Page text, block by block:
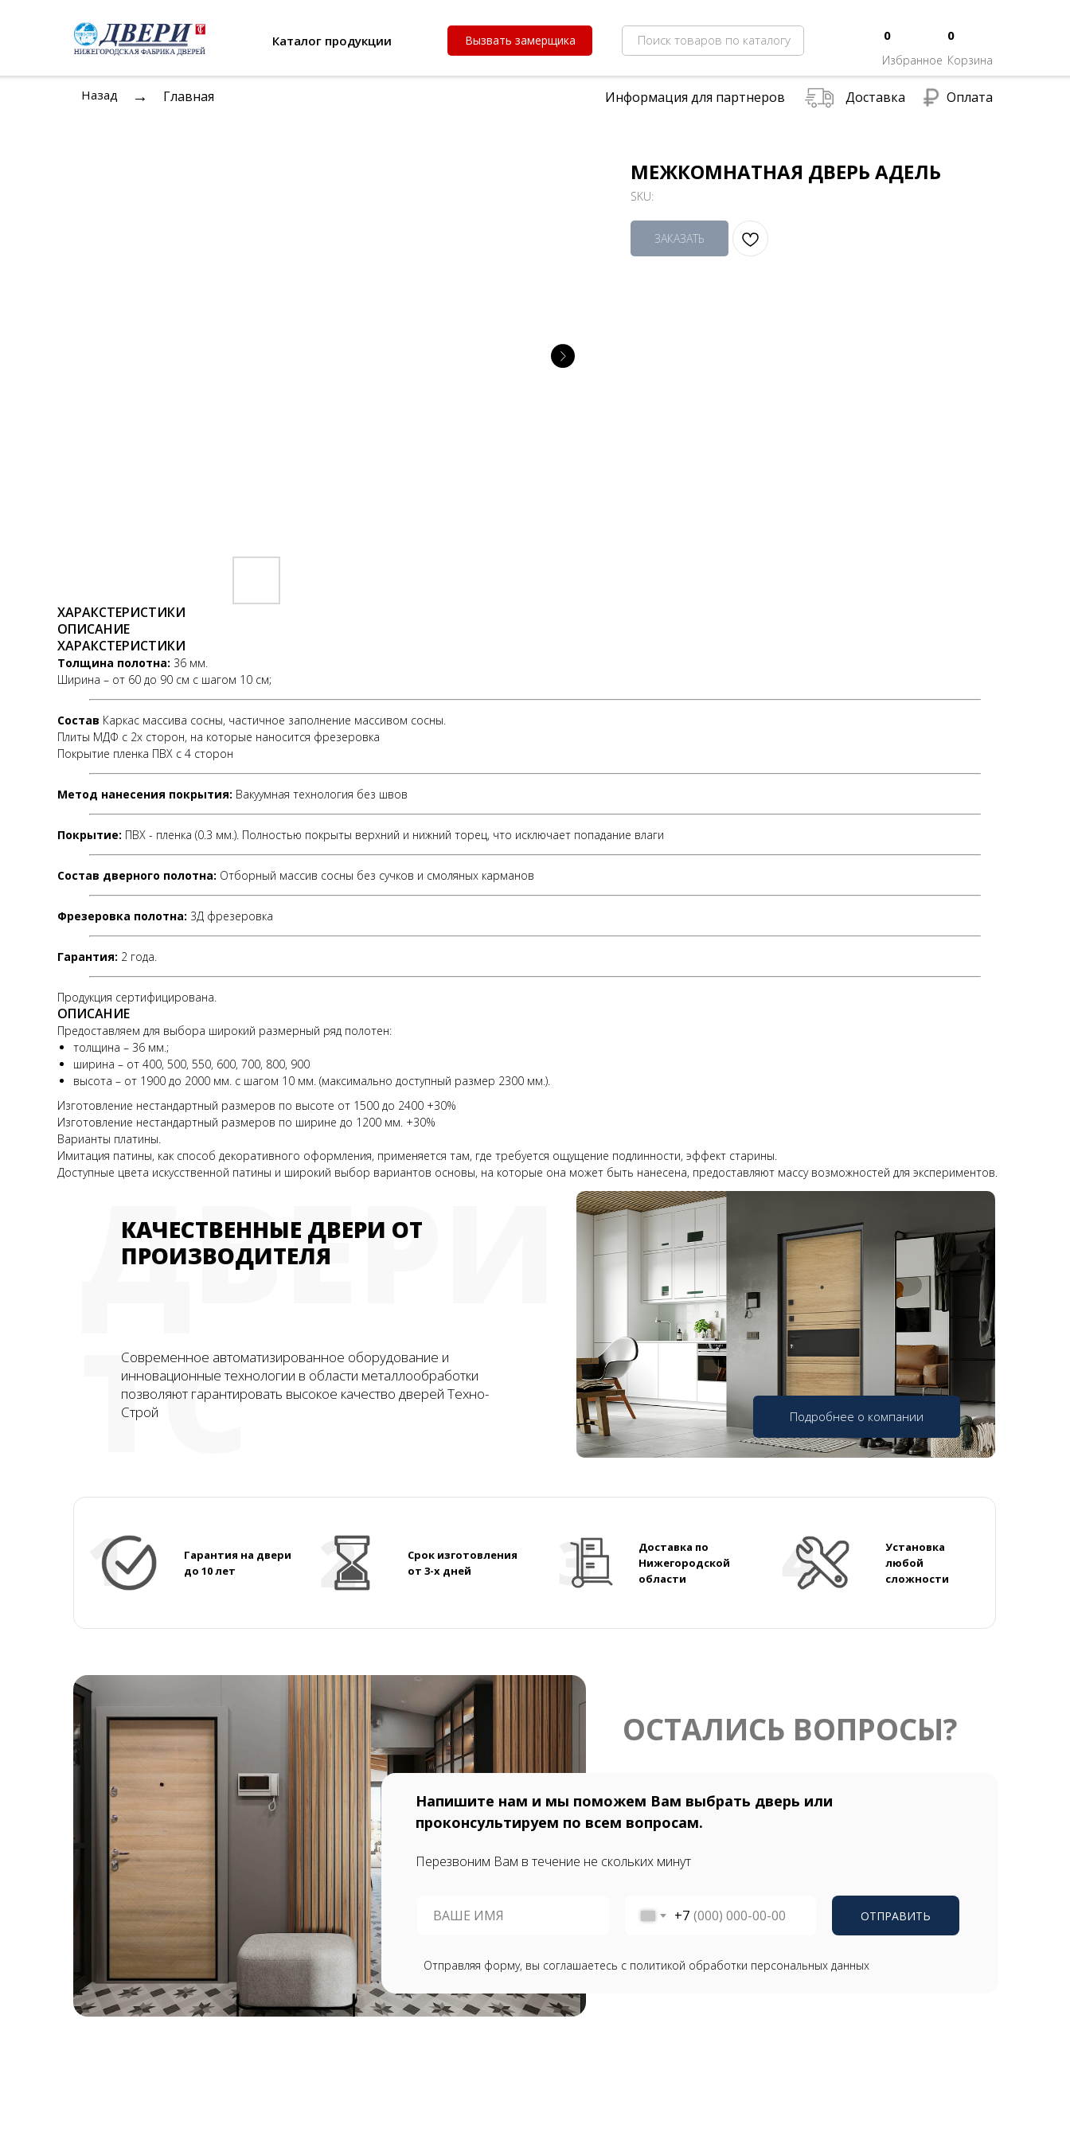
Главная Доставка Оплата
Корзина
0
Избранное
0
Назад
Вызвать замерщика
Каталог продукции Поиск товаров по каталогу
→ Информация для партнеров
МЕЖКОМНАТНАЯ ДВЕРЬ АДЕЛЬ
SKU:
ЗАКАЗАТЬ
ХАРАКСТЕРИСТИКИ
ОПИСАНИЕ
ХАРАКСТЕРИСТИКИ
Толщина полотна: 36 мм.
Ширина – от 60 до 90 см с шагом 10 см;
Состав Каркас массива сосны, частичное заполнение массивом сосны.
Плиты МДФ с 2х сторон, на которые наносится фрезеровка
Покрытие пленка ПВХ с 4 сторон
Метод нанесения покрытия: Вакуумная технология без швов
Покрытие: ПВХ - пленка (0.3 мм.). Полностью покрыты верхний и нижний торец, что исключает попадание влаги
Состав дверного полотна: Отборный массив сосны без сучков и смоляных карманов
Фрезеровка полотна: 3Д фрезеровка
Гарантия: 2 года.
Продукция сертифицирована.
ОПИСАНИЕ
Предоставляем для выбора широкий размерный ряд полотен:
толщина – 36 мм.;
ширина – от 400, 500, 550, 600, 700, 800, 900
высота – от 1900 до 2000 мм. с шагом 10 мм. (максимально доступный размер 2300 мм.).
Изготовление нестандартный размеров по высоте от 1500 до 2400 +30%
Изготовление нестандартный размеров по ширине до 1200 мм. +30%
Варианты платины.
Имитация патины, как способ декоративного оформления, применяется там, где требуется ощущение подлинности, эффект старины.
Доступные цвета искусственной патины и широкий выбор вариантов основы, на которые она может быть нанесена, предоставляют массу возможностей для экспериментов.
ДВЕРИ
ТС
КАЧЕСТВЕННЫЕ ДВЕРИ ОТ
ПРОИЗВОДИТЕЛЯ
Подробнее о компании
Современное автоматизированное оборудование и
инновационные технологии в области металлообработки
позволяют гарантировать высокое качество дверей Техно-
Строй
Гарантия на двери
до 10 лет
Срок изготовления
от 3-х дней
Доставка по
Нижегородской
области
Установка
любой
сложности
+7 ОТПРАВИТЬ
ОСТАЛИСЬ ВОПРОСЫ?
Напишите нам и мы поможем Вам выбрать дверь или
проконсультируем по всем вопросам.
Перезвоним Вам в течение не скольких минут
Отправляя форму, вы соглашаетесь с политикой обработки персональных данных